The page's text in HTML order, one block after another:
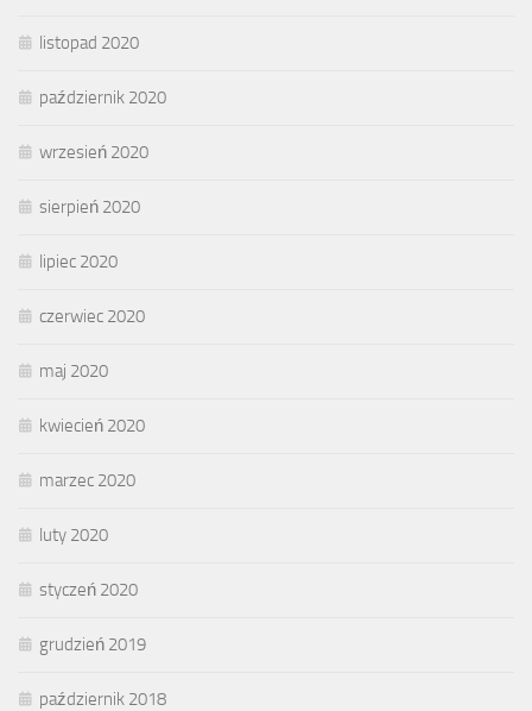
listopad 2020
październik 2020
wrzesień 2020
sierpień 2020
lipiec 2020
czerwiec 2020
maj 2020
kwiecień 2020
marzec 2020
luty 2020
styczeń 2020
grudzień 2019
październik 2018